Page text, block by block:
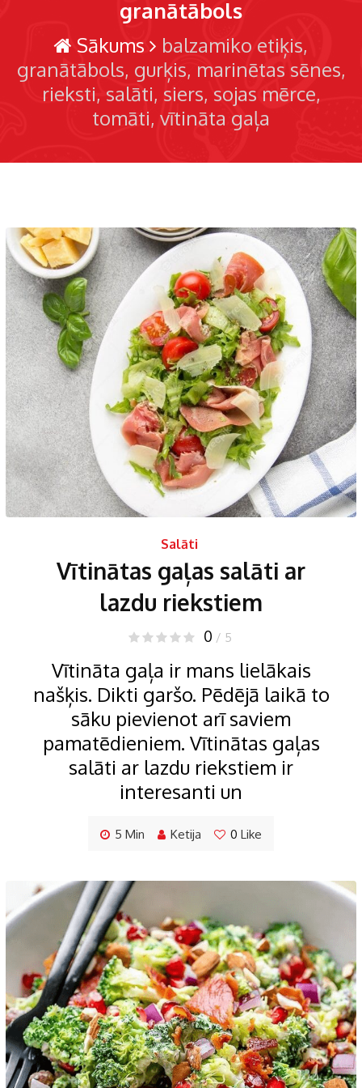
granātābols
Sākums
balzamiko etiķis
granātābols gurķis marinētas sēnes
rieksti salāti siers sojas mērce
tomāti vītināta gaļa
Salāti
Vītinātas gaļas salāti ar
lazdu riekstiem
0 / 5
Vītināta gaļa ir mans lielākais
našķis. Dikti garšo. Pēdējā laikā to
sāku pievienot arī saviem
pamatēdieniem. Vītinātas gaļas
salāti ar lazdu riekstiem ir
interesanti un
5 Min Ketija 0 Like